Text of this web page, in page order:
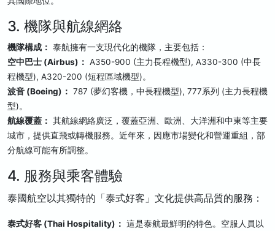
3. 機隊與航線網絡
機隊構成： 泰航擁有一支現代化的機隊，主要包括：
空中巴士 (Airbus)： A350-900 (主力長程機型), A330-300 (中長
程機型), A320-200 (短程區域機型)。
波音 (Boeing)： 787 (夢幻客機，中長程機型), 777系列 (主力長程機
型)。
航線覆蓋： 其航線網絡廣泛，覆蓋亞洲、歐洲、大洋洲和中東等主要
城市，提供直飛或轉機服務。近年來，因應市場變化和營運重組，部
分航線可能有所調整。
4. 服務與乘客體驗
泰國航空以其獨特的「泰式好客」文化提供高品質的服務：
泰式好客 (Thai Hospitality)： 這是泰航最鮮明的特色。空服人員以